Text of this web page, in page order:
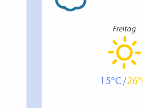
Freitag
15 26